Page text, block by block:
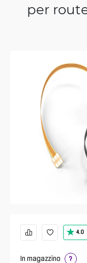
per
4.0
In magazzino ?